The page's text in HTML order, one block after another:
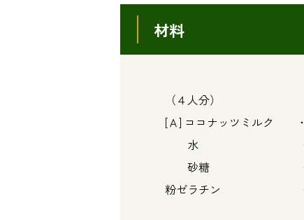
材料
（４人分）
[Ａ] ココナッツミルク
水 ･･･
砂糖 ･･･ 大
粉ゼラチン ･･･